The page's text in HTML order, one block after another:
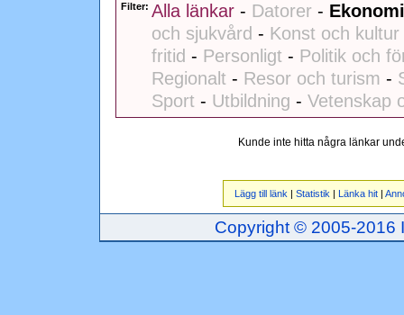
Filter: Alla länkar - Datorer -
och sjukvård - Konst och kultur
fritid - Personligt - Politik och
Regionalt - Resor och turism -
Sport - Utbildning - Vetenskap
Kunde inte hitta några länkar
Lägg till länk | Statistik | Länka hit|
Copyright © 2005-2016